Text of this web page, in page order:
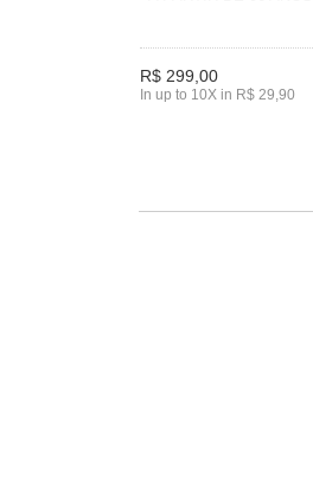
R$ 299,00
In up to 10X in R$ 29,90